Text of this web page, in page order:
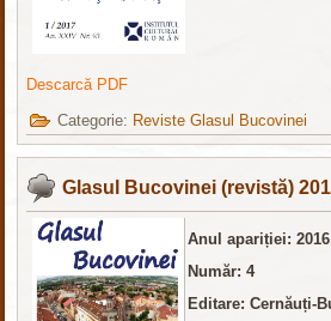
Descarcă PDF
Categorie: Reviste Glasul Bucovinei
Glasul Bucovinei (revistă)
Anul apariției: 2016
Număr: 4
Editare: Cernăuți-